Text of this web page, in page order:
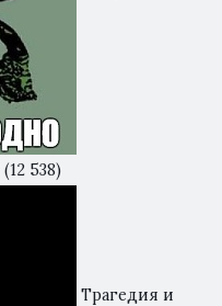
(12 538)
Трагедия и